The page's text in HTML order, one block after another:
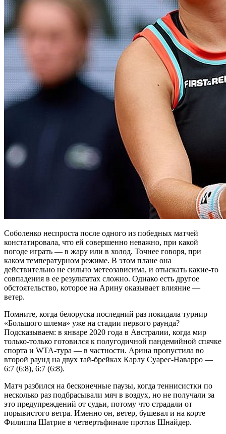
Соболенко неспроста после одного из победных матчей
констатировала, что ей совершенно неважно, при какой
погоде играть — в жару или в холод. Точнее говоря, при
каком температурном режиме. В этом плане она
действительно не сильно метеозависима, и отыскать какие-то
совпадения в ее результатах сложно. Однако есть другое
обстоятельство, которое на Арину оказывает влияние —
ветер.
Помните, когда белоруска последний раз покидала турнир
«Большого шлема» уже на стадии первого раунда?
Подсказываем: в январе 2020 года в Австралии, когда мир
только-только готовился к полугодичной пандемийной спячке
спорта и WTA-тура — в частности. Арина пропустила во
второй раунд на двух тай-брейках Карлу Суарес-Наварро —
6:7 (6:8), 6:7 (6:8).
Матч разбился на бесконечные паузы, когда теннисистки по
несколько раз подбрасывали мяч в воздух, но не получали за
это предупреждений от судьи, потому что страдали от
порывистого ветра. Именно он, ветер, бушевал и на корте
Филиппа Шатрие в четвертьфинале против Шнайдер.